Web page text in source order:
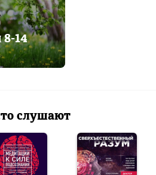
8-14
слушают